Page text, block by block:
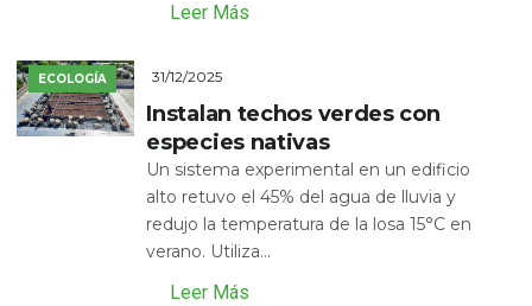
Leer Más
ECOLOGÍA 31/12/2025
Instalan techos verdes con
especies nativas
Un sistema experimental en un edificio
alto retuvo el 45% del agua de lluvia y
redujo la temperatura de la losa 15°C en
verano. Utiliza...
Leer Más